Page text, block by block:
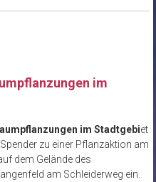
im
im Stadtgebiet
zu einer Pflanzaktion am
dem Gelände des
am Schleiderweg ein.